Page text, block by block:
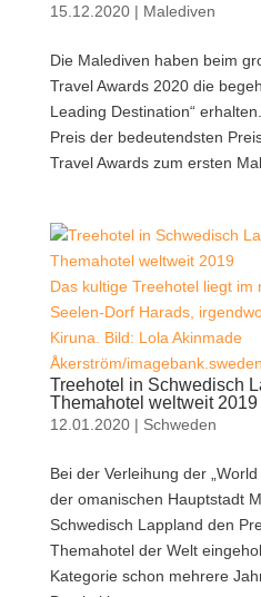
15.12.2020| Malediven
Die Malediven haben beim
Travel Awards 2020 die
Leading Destination“
Preis der bedeutendsten
Travel Awards zum ersten
Das kultige Treehotel liegt im
Seelen-Dorf Harads,
Kiruna. Bild: Lola Akinmade
Åkerström/
Treehotel in Schwedisch
Themahotel weltweit 2019
12.01.2020| Schweden
Bei der Verleihung der
der omanischen Hauptstadt
Schwedisch Lappland den
Themahotel der Welt
Kategorie schon mehrere